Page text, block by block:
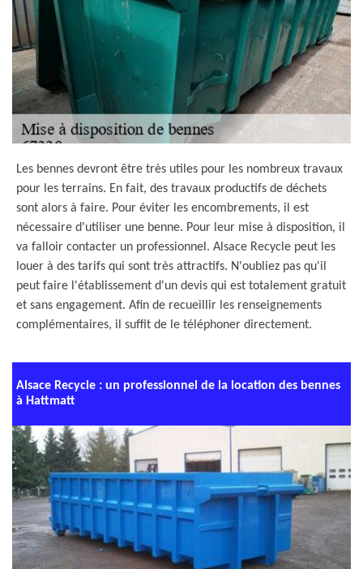
Les bennes devront être très utiles pour les nombreux travaux
pour les terrains. En fait, des travaux productifs de déchets
sont alors à faire. Pour éviter les encombrements, il est
nécessaire d'utiliser une benne. Pour leur mise à disposition, il
va falloir contacter un professionnel. Alsace Recycle peut les
louer à des tarifs qui sont très attractifs. N'oubliez pas qu'il
peut faire l'établissement d'un devis qui est totalement gratuit
et sans engagement. Afin de recueillir les renseignements
complémentaires, il suffit de le téléphoner directement.
Alsace Recycle : un professionnel de la location des bennes
à Hattmatt